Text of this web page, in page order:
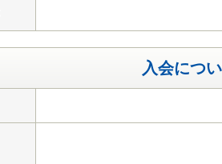
入会につ